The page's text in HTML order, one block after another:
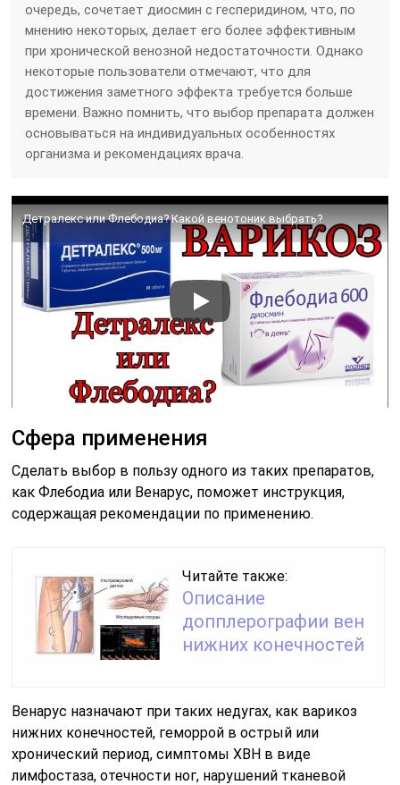
очередь, сочетает диосмин с гесперидином, что, по
мнению некоторых, делает его более эффективным
при хронической венозной недостаточности. Однако
некоторые пользователи отмечают, что для
достижения заметного эффекта требуется больше
времени. Важно помнить, что выбор препарата должен
основываться на индивидуальных особенностях
организма и рекомендациях врача.
Детралекс или Флебодиа? Какой венотоник выбрать?
Сфера применения
Сделать выбор в пользу одного из таких препаратов,
как Флебодиа или Венарус, поможет инструкция,
содержащая рекомендации по применению.
Читайте также:
Описание
допплерографии вен
нижних конечностей
Венарус назначают при таких недугах, как варикоз
нижних конечностей, геморрой в острый или
хронический период, симптомы ХВН в виде
лимфостаза, отечности ног, нарушений тканевой